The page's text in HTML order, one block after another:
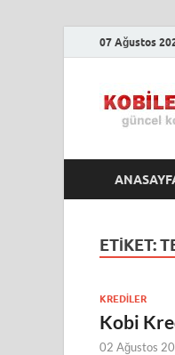
07 Ağustos
ETIKET:
KREDILER
Kobi
02 Ağustos